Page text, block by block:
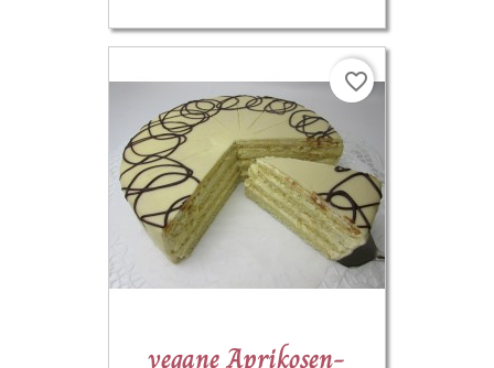
vegane Aprikosen-
favorite_border